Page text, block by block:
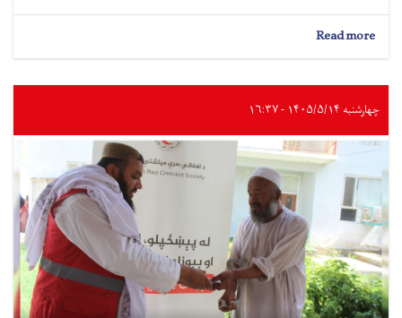
Read more
کابل؛
آموزشی
درباره
نهضت
بین‌المللی
و
جمعیت‌های
ملی
برای
علمای
دینی
برگزار
شد
چهارشنبه ۱۴۰۵/۵/۱۴ - ۱۶:۳۷